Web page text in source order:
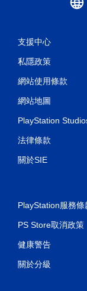
支援中心
私隱政策
網站使用條款
網站地圖
PlayStation
法律條款
關於SIE
PlayStation服務條
PS Store取消政策
健康警告
關於分級